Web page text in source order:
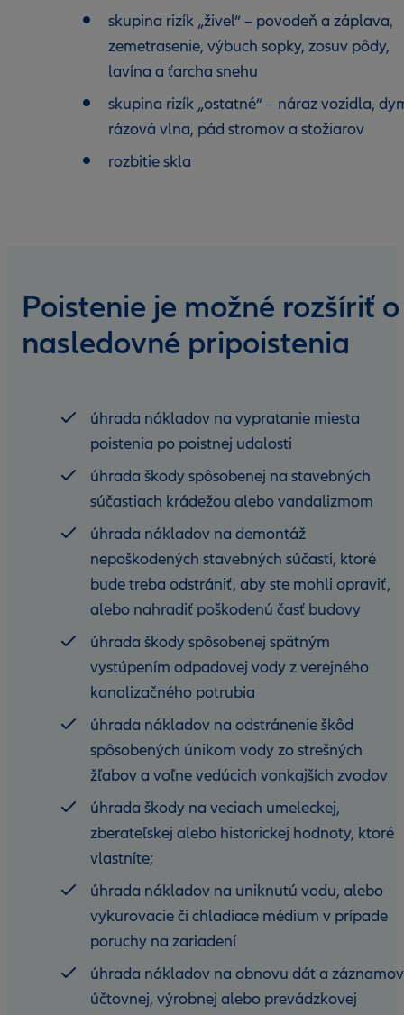
skupina rizík „živel“ – povodeň a záplava,
zemetrasenie, výbuch sopky, zosuv pôdy,
lavína a ťarcha snehu
skupina rizík „ostatné“ – náraz vozidla,
rázová vlna, pád stromov a stožiarov
rozbitie skla
Poistenie je možné rozšíriť o
nasledovné pripoistenia
úhrada nákladov na vypratanie miesta
poistenia po poistnej udalosti
úhrada škody spôsobenej na stavebných
súčastiach krádežou alebo vandalizmom
úhrada nákladov na demontáž
nepoškodených stavebných súčastí, ktoré
bude treba odstrániť, aby ste mohli opraviť,
alebo nahradiť poškodenú časť budovy
úhrada škody spôsobenej spätným
vystúpením odpadovej vody z verejného
kanalizačného potrubia
úhrada nákladov na odstránenie škôd
spôsobených únikom vody zo strešných
žľabov a voľne vedúcich vonkajších zvodov
úhrada škody na veciach umeleckej,
zberateľskej alebo historickej hodnoty, ktoré
vlastníte;
úhrada nákladov na uniknutú vodu, alebo
vykurovacie či chladiace médium v prípade
poruchy na zariadení
úhrada nákladov na obnovu dát a záznamov
účtovnej, výrobnej alebo prevádzkovej